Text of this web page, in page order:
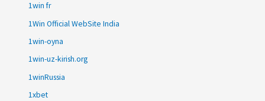
1win fr
1Win Official WebSite India
1win-oyna
1win-uz-kirish.org
1winRussia
1xbet